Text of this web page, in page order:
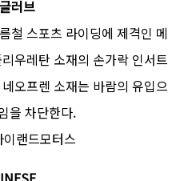
러브
철 스포츠 라이딩에 제격인 메
우레탄 소재의 손가락 인서트
오프렌 소재는 바람의 유입으
을 차단한다.
랜드모터스